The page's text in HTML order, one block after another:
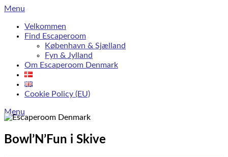
Skip
content
Menu
Velkommen
Find Escaperoom
København & Sjælland
Fyn & Jylland
Om Escaperoom Denmark
Cookie Policy (EU)
Menu
Bowl’N’Fun i Skive